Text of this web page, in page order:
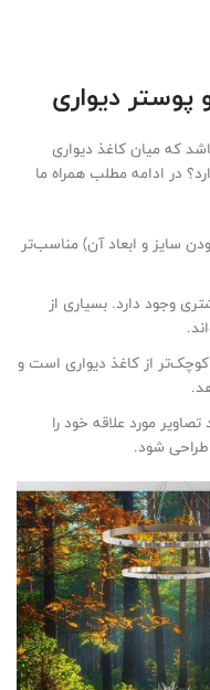
پوستر دیواری
که میان کاغذ دیواری
در ادامه مطلب همراه ما
سایز و ابعاد آن) مناسب‌تر
وجود دارد. بسیاری از
کوچک‌تر از کاغذ دیواری است و
مورد علاقه خود را
شود.